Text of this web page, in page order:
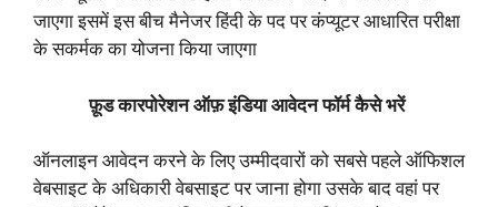
जाएगा इसमें इस बीच मैनेजर हिंदी के पद पर कंप्यूटर आधारित परीक्षा
के सकर्मक का योजना किया जाएगा
फ़ूड कारपोरेशन ऑफ़ इंडिया आवेदन फॉर्म कैसे भरें
ऑनलाइन आवेदन करने के लिए उम्मीदवारों को सबसे पहले ऑफिशल
वेबसाइट के अधिकारी वेबसाइट पर जाना होगा उसके बाद वहां पर